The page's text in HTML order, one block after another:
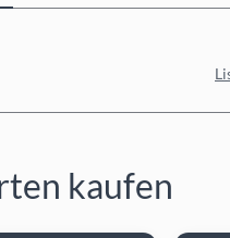
kaufen